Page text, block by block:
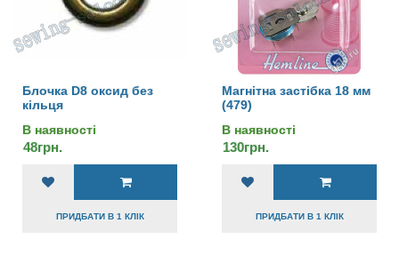
Блочка D8 оксид без
кільця
В наявності
48грн.
ПРИДБАТИ В 1 КЛІК
Магнітна застібка 18 мм
(479)
В наявності
130грн.
ПРИДБАТИ В 1 КЛІК